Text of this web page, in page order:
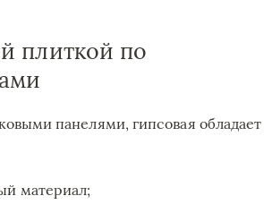
плиткой по
панелями, гипсовая обладает
материал;